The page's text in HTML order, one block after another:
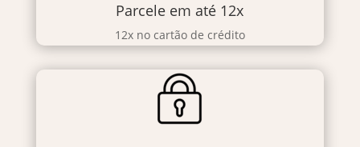
Parcele em até 12x
12x no cartão de crédito